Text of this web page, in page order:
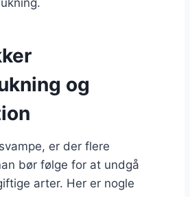
og
er der flere
bør følge for at undgå
arter. Her er nogle